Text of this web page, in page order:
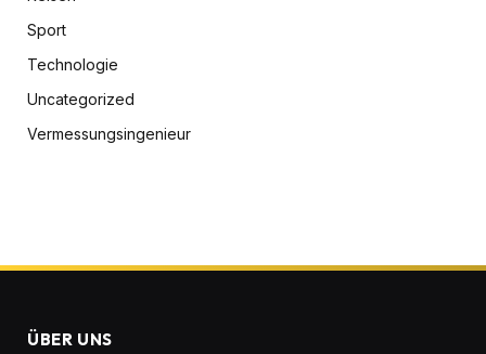
Sport
Technologie
Uncategorized
Vermessungsingenieur
ÜBER UNS